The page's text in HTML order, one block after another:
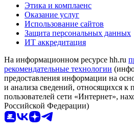
Этика и комплаенс
Оказание услуг
Использование сайтов
Защита персональных данных
ИТ аккредитация
На информационном ресурсе hh.ru
рекомендательные технологии
предоставления информации на
и анализа сведений, относящихся к
пользователей сети «Интернет»,
Российской Федерации)